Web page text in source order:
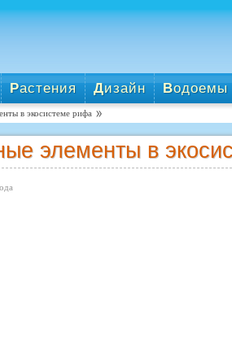
Растения Дизайн Водоемы
в экосистеме рифа
элементы в